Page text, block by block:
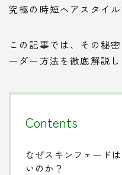
究極の時短ヘアスタイル
この記事では、その秘
ーダー方法を徹底解説し
Contents
なぜスキンフェード
いのか？